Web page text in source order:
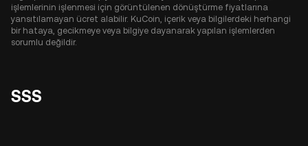
işlemlerinin işlenmesi için görüntülenen dönüştürme fiyatlarına
yansıtılamayan ücret alabilir. KuCoin, içerik veya bilgilerdeki herhangi
bir hataya, gecikmeye veya bilgiye dayanarak yapılan işlemlerden
sorumlu değildir.
SSS